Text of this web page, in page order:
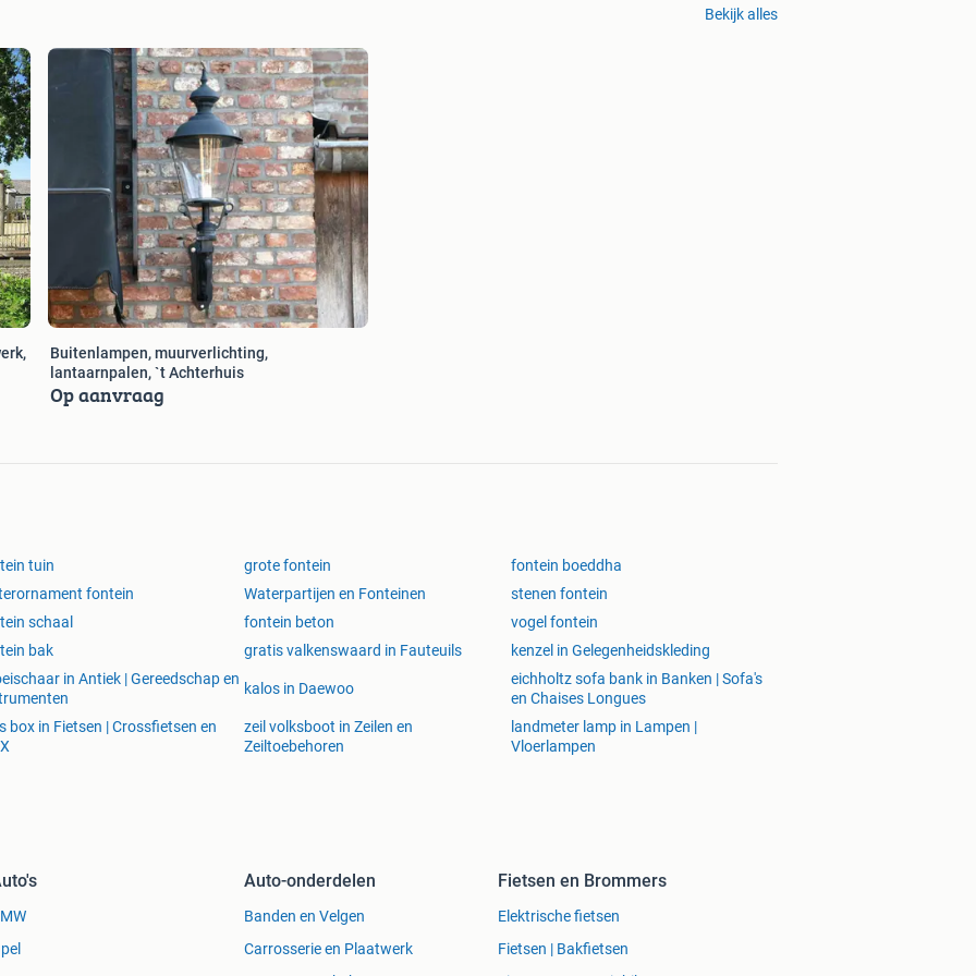
en de uitstekende prijs/kwaliteit verhouding hoog in
Bekijk alles
Buitenlampen, muurverlichting,
lantaarnpalen, `t Achterhuis
Op aanvraag
tuin grote fontein
fontein boeddha
fontein Waterpartijen en Fonteinen
stenen fontein
schaal fontein beton
vogel fontein
bak gratis valkenswaard in Fauteuils
kenzel in Gelegenheidskleding
in Antiek | Gereedschap en
kalos in Daewoo
eichholtz sofa bank in Banken | Sofa's
en Chaises Longues
box in Fietsen | Crossfietsen en
zeil volksboot in Zeilen en
Zeiltoebehoren
landmeter lamp in Lampen |
Vloerlampen
Auto-onderdelen
Banden en Velgen
Carrosserie en Plaatwerk
Fietsen en Brommers
Elektrische fietsen
Fietsen | Bakfietsen